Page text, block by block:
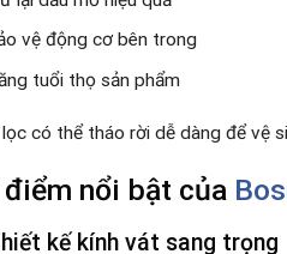
vệ động cơ bên trong
tuổi thọ sản phẩm
có thể tháo rời dễ dàng để vệ
điểm nổi bật của
kế kính vát sang trọng